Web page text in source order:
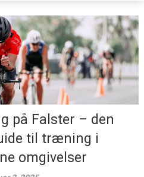
på Falster – den
til træning i
omgivelser